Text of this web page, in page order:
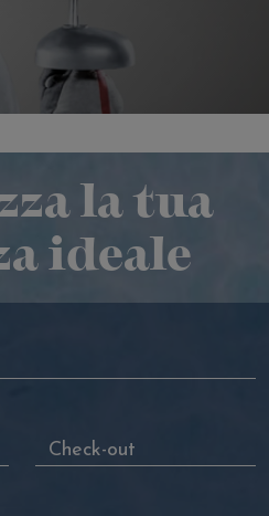
l’arte della scherma
tecnica, reattività,
Oltre a essere un’attività
promuove anche valori
per prenotare la tua Academy
scrivi a
la tua
ideale